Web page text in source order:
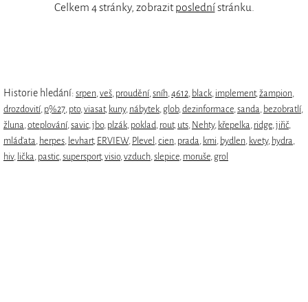
Celkem 4 stránky, zobrazitposlednístránku.
Historie hledání: srpen veš proudění, sníh 4612 black implement, žampion
drozdovití, p%27 pto, viasat, kuny, nábytek glob, dezinformace sanda bezobratlí,
žluna oteplování, savic, jbo, plzák poklad rout, uts Nehty, křepelka ridge jiřič,
mláďata herpes levhart, ERVIEW, Plevel cien prada kmi bydlen kvety, hydra
hiv, lička pastic, supersport, visio, vzduch slepice moruše grol